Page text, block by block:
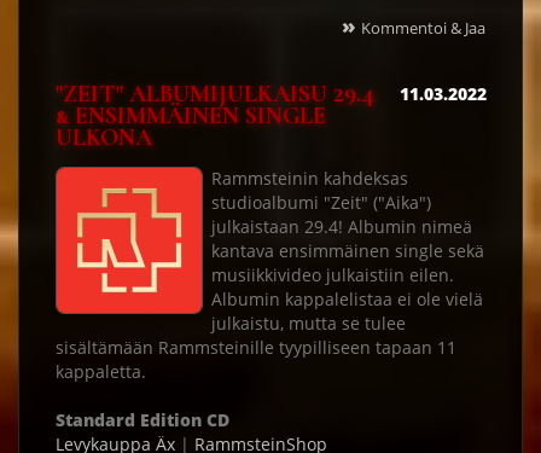
» Kommentoi & Jaa
"ZEIT" ALBUMIJULKAISU 29.4
& ENSIMMÄINEN SINGLE
ULKONA
11.03.2022
Rammsteinin kahdeksas
studioalbumi "Zeit" ("Aika")
julkaistaan 29.4! Albumin nimeä
kantava ensimmäinen single sekä
musiikkivideo julkaistiin eilen.
Albumin kappalelistaa ei ole vielä
julkaistu, mutta se tulee
sisältämään Rammsteinille tyypilliseen tapaan 11
kappaletta.
Standard Edition CD
Levykauppa Äx | RammsteinShop